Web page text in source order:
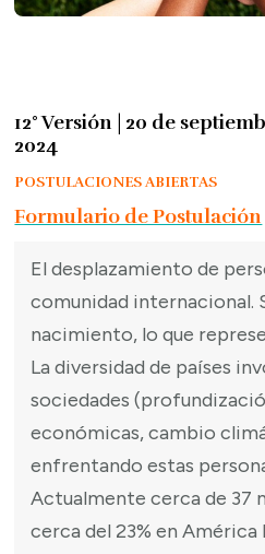
12° Versión | 20 de
2024
POSTULACIONES ABIERTAS
Formulario de Postulación
El desplazamiento de
comunidad internacional.
nacimiento, lo que
La diversidad de países
sociedades
económicas, cambio
enfrentando estas
Actualmente cerca de 37
cerca del 23% en América